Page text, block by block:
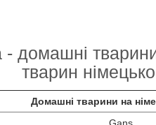
домашні
тварин
Домашні тварини на